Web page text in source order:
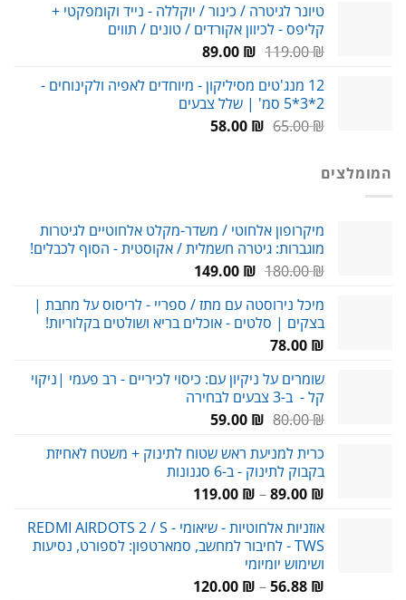
היה:
80.00 ₪.
הוא:
59.00 ₪.
טיונר לגיטרה / כינור / יוקללה - נייד וקומפקטי +
קליפס - לכיוון אקורדים / טונים / תווים
119.00₪
המחיר
היה:
119.00 ₪.
89.00 ₪
המחיר
הוא:
89.00 ₪.
12 מנג'טים מסיליקון - מיוחדים לאפיה ולקינוחים -
2*3*5 סמ' | שלל צבעים
65.00₪
המחיר58.00 ₪
המחיר
המומלצים
מיקרופון אלחוטי / משדר-מקלט אלחוטיים לגיטרות
מוגברות: גיטרה חשמלית / אקוסטית - הסוף לכבלים!
180.00₪
המחיר
היה:
180.00 ₪.
149.00 ₪
המחיר
הוא:
149.00 ₪.
מיכל נירוסטה עם מתז / ספריי - לריסוס על מחבת |
בצקים | סלטים - אוכלים בריא ושולטים בקלוריות!
78.00 ₪
שומרים על ניקיון עם: כיסוי לכיריים - רב פעמי |ניקוי
קל - ב-3 צבעים לבחירה
80.00₪
המחיר
היה:
80.00 ₪.
59.00 ₪
המחיר
הוא:
59.00 ₪.
כרית למניעת ראש שטוח לתינוק + משטח לאחיזת
בקבוק לתינוק - ב-6 סגנונות
89.00 ₪
–
119.00 ₪
עד
אוזניות אלחוטיות - שיאומי REDMI AIRDOTS 2 / S -
TWS - לחיבור למחשב, סמארטפון: לספורט, נסיעות
ושימוש יומיומי
56.88 ₪
–
120.00 ₪